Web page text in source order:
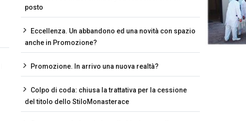
posto
Eccellenza. Un abbandono ed una novità con spazio
anche in Promozione?
Promozione. In arrivo una nuova realtà?
Colpo di coda: chiusa la trattativa per la cessione
del titolo dello StiloMonasterace